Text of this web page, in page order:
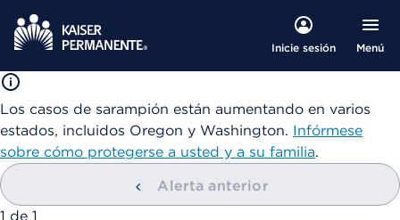
Inicie sesión Menú
Los casos de sarampión están aumentando en varios
estados, incluidos Oregon y Washington. Infórmese
sobre cómo protegerse a usted y a su familia.
Alerta anterior
mostrando
1 de 1